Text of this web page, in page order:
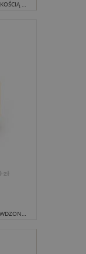
PROSTOTA W POŁĄCZENIU Z WIDOCZNĄ JAKOŚCIĄ TWORZY
zł
POŁĄCZENIE TRADYCYJNEGO PIĘKNA SPRAWDZONYCH PROJEKTÓW MEBLOWYCH Z DELIKATNĄ EKSTRAWAGANCJĄ